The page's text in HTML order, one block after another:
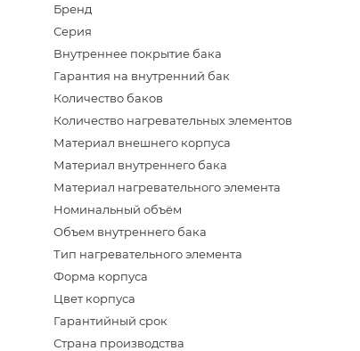
Бренд
Серия
Внутреннее покрытие бака
Гарантия на внутренний бак
Количество баков
Количество нагревательных элементов
Материал внешнего корпуса
Материал внутреннего бака
Материал нагревательного элемента
Номинальный объём
Объем внутреннего бака
Тип нагревательного элемента
Форма корпуса
Цвет корпуса
Гарантийный срок
Страна производства